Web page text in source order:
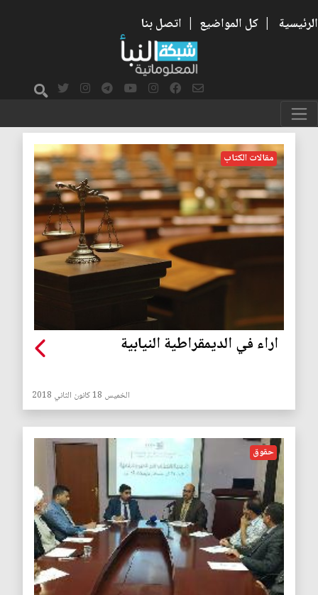
الرئيسية | كل المواضيع | اتصل بنا
فصل السلطات
مقالات الكتاب
اراء في الديمقراطية النيابية
الخميس 18 كانون الثاني 2018
حقوق